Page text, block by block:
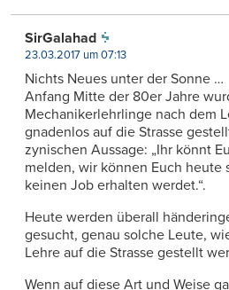
SirGalahad
23.03.2017 um 07:13
Nichts Neues unter der Sonne …
Anfang Mitte der 80er Jahre
Mechanikerlehrlinge nach dem
gnadenlos auf die Strasse
zynischen Aussage: „Ihr könnt
melden, wir können Euch heute
keinen Job erhalten werdet.“.
Heute werden überall
gesucht, genau solche Leute,
Lehre auf die Strasse gestellt
Wenn auf diese Art und Weise